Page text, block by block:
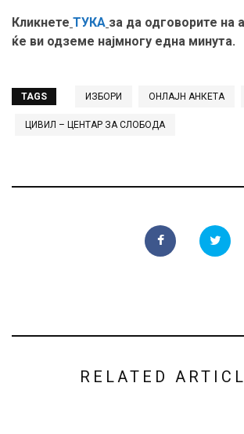
Кликнете ТУКА за да одговорите на
ќе ви одземе најмногу една минута.
TAGS ИЗБОРИ ОНЛАЈН АНКЕТА
ЦИВИЛ – ЦЕНТАР ЗА СЛОБОДА
RELATED